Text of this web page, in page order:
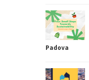
Padova